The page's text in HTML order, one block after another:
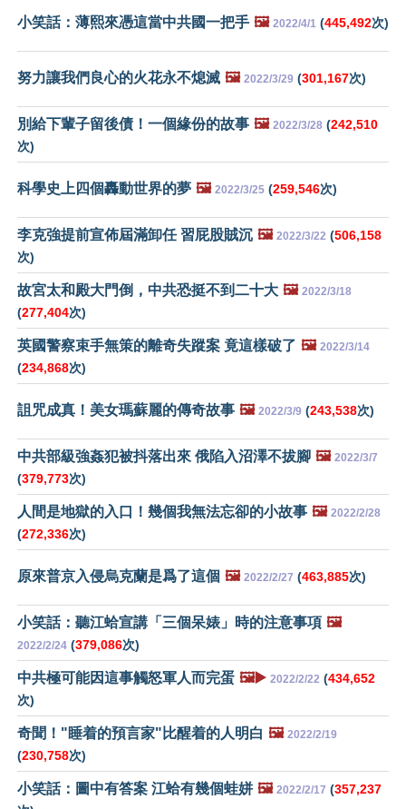
小笑話：薄熙來憑這當中共國一把手 🖼️ 2022/4/1 (445,492次)
努力讓我們良心的火花永不熄滅 🖼️ 2022/3/29 (301,167次)
別給下輩子留後債！一個緣份的故事 🖼️ 2022/3/28 (242,510
次)
科學史上四個轟動世界的夢 🖼️ 2022/3/25 (259,546次)
李克強提前宣佈屆滿卸任 習屁股賊沉 🖼️ 2022/3/22 (506,158
次)
故宮太和殿大門倒，中共恐挺不到二十大 🖼️ 2022/3/18
(277,404次)
英國警察束手無策的離奇失蹤案 竟這樣破了 🖼️ 2022/3/14
(234,868次)
詛咒成真！美女瑪蘇麗的傳奇故事 🖼️ 2022/3/9 (243,538次)
中共部級強姦犯被抖落出來 俄陷入沼澤不拔腳 🖼️ 2022/3/7
(379,773次)
人間是地獄的入口！幾個我無法忘卻的小故事 🖼️ 2022/2/28
(272,336次)
原來普京入侵烏克蘭是爲了這個 🖼️ 2022/2/27 (463,885次)
小笑話：聽江蛤宣講「三個呆婊」時的注意事項 🖼️
2022/2/24 (379,086次)
中共極可能因這事觸怒軍人而完蛋 🖼️▶️ 2022/2/22 (434,652
次)
奇聞！"睡着的預言家"比醒着的人明白 🖼️ 2022/2/19
(230,758次)
小笑話：圖中有答案 江蛤有幾個蛙姘 🖼️ 2022/2/17 (357,237